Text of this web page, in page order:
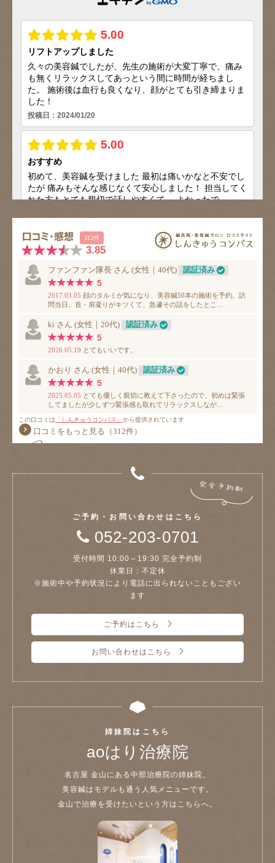
ご予約・お問い合わせはこちら
052-203-0701
受付時間 10:00～19:30 完全予約制
休業日：不定休
※施術中や予約状況により電話に出られないこともござい
ます
ご予約はこちら
お問い合わせはこちら
姉妹院はこちら
aoはり治療院
名古屋 金山にある中部治療院の姉妹院。
美容鍼はモデルも通う人気メニューです。
金山で治療を受けたいという方はこちらへ。